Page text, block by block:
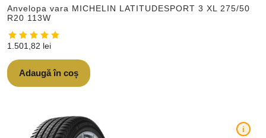
Anvelopa vara MICHELIN LATITUDESPORT 3 XL 275/50
R20 113W
1.501,82 lei
Adaugă în coș
i